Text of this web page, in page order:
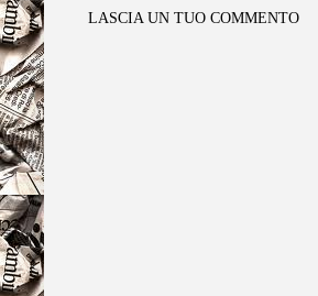
LASCIA UN TUO COMMENTO